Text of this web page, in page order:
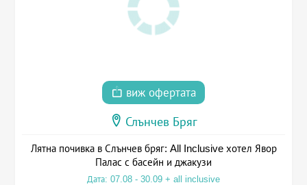
виж офертата
Слънчев Бряг
Лятна почивка в Слънчев бряг: All Inclusive хотел Явор
Палас с басейн и джакузи
Дата: 07.08 - 30.09 + all inclusive